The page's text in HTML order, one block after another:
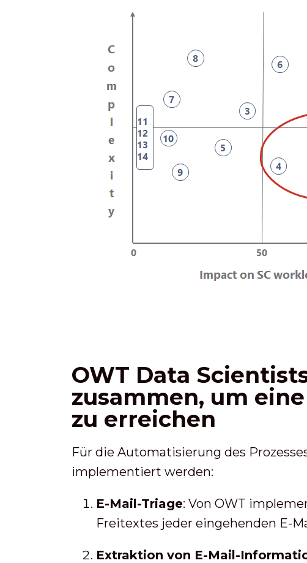
OWT Data
zusammen, um
zu erreichen
Für die Automatisierung des
implementiert werden:
E-Mail-Triage: Von OWT
Freitextes jeder eingehenden E-
Extraktion von E-Mail-